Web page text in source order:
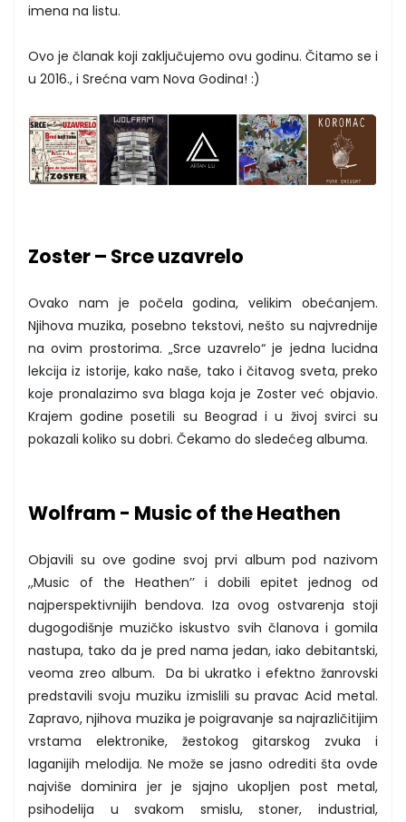
imena na listu.
Ovo je članak koji zaključujemo ovu godinu. Čitamo se i
u 2016., i Srećna vam Nova Godina! :)
Zoster – Srce uzavrelo
Ovako nam je počela godina, velikim obećanjem.
Njihova muzika, posebno tekstovi, nešto su najvrednije
na ovim prostorima. „Srce uzavrelo“ je jedna lucidna
lekcija iz istorije, kako naše, tako i čitavog sveta, preko
koje pronalazimo sva blaga koja je Zoster već objavio.
Krajem godine posetili su Beograd i u živoj svirci su
pokazali koliko su dobri. Čekamo do sledećeg albuma.
Wolfram - Music of the Heathen
Objavili su ove godine svoj prvi album pod nazivom
,,Music of the Heathen’’ i dobili epitet jednog od
najperspektivnijih bendova. Iza ovog ostvarenja stoji
dugogodišnje muzičko iskustvo svih članova i gomila
nastupa, tako da je pred nama jedan, iako debitantski,
veoma zreo album. Da bi ukratko i efektno žanrovski
predstavili svoju muziku izmislili su pravac Acid metal.
Zapravo, njihova muzika je poigravanje sa najrazličitijim
vrstama elektronike, žestokog gitarskog zvuka i
laganijih melodija. Ne može se jasno odrediti šta ovde
najviše dominira jer je sjajno ukopljen post metal,
psihodelija u svakom smislu, stoner, industrial,